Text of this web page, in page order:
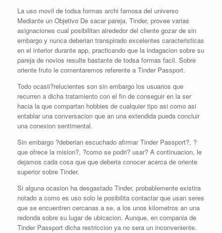
La uso movil de todsa formas archi famosa del universo
Mediante un Objetivo De sacar pareja, Tinder, provee varias
asignaciones cual posibilitan alrededor del cliente gozar de sin
embargo y nunca deberian transpirado excelentes caracteristicas
en el interior durante app, practicando que la indagacion sobre su
pareja de novios resulte bastante de todsa formas facil. Sobre
oriente fruto le comentaremos referente a Tinder Passport.
Todo ocasii?relucientes son sin embargo los usuarios que
recurren a dicha tratamiento con el fin de conseguir en la ser
hacia la que compartan hobbies de cualquier tipo asi­ como asi
entablar una conversacion que an una extendida pueda concluir
una conexion sentimental.
Sin embargo ?deberian escuchado afirmar Tinder Passport?, ?
que ofrece la mision?, ?como se podri? usar? A continuacion, le
dejamos cada cosa que que deberia conocer acerca de oriente
superior sobre Tinder.
Si alguna ocasion ha desgastado Tinder, probablemente existira
notado a como es uso solo le posibilita contactar que usan seres
que se encuentren cercanas a se, a los unos kilometros an una
redonda sobre su lugar de ubicacion. Aunque, en compania de
Tinder Passport dicha restriccion ya no sera un inconveniente.